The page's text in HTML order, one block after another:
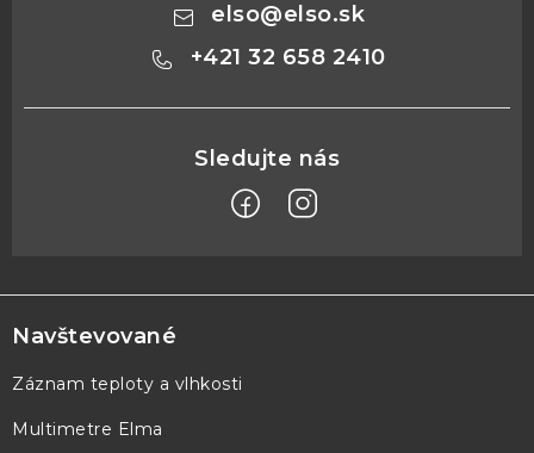
elso@elso.sk
+421 32 658 2410
á
p
ä
Navštevované
Záznam teploty a vlhkosti
Multimetre Elma